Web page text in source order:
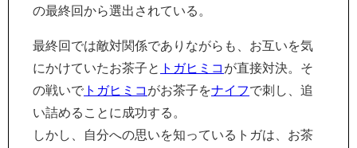
の最終回から選出されている。
最終回では敵対関係でありながらも、お互いを気
にかけていたお茶子と トガヒミコ が直接対決。そ
の戦いで トガヒミコ がお茶子をナイフで刺し、追
い詰めることに成功する。
しかし、自分への思いを知っているトガは、お茶